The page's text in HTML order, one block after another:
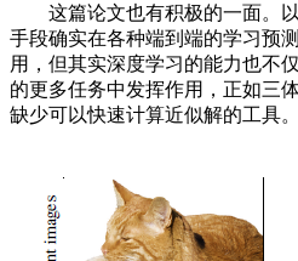
这篇论文也有积极的一面。以
手段确实在各种端到端的学习预
用，但其实深度学习的能力也不
的更多任务中发挥作用，正如三
缺少可以快速计算近似解的工具。